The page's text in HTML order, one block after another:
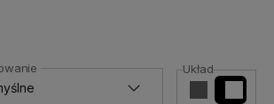
zaloguj się, aby przywrócić dodane
do listy z poprzedniej sesji.
Układ